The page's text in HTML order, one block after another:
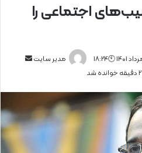
اجتماعی را
مدیر سایت
ل
ا
ی